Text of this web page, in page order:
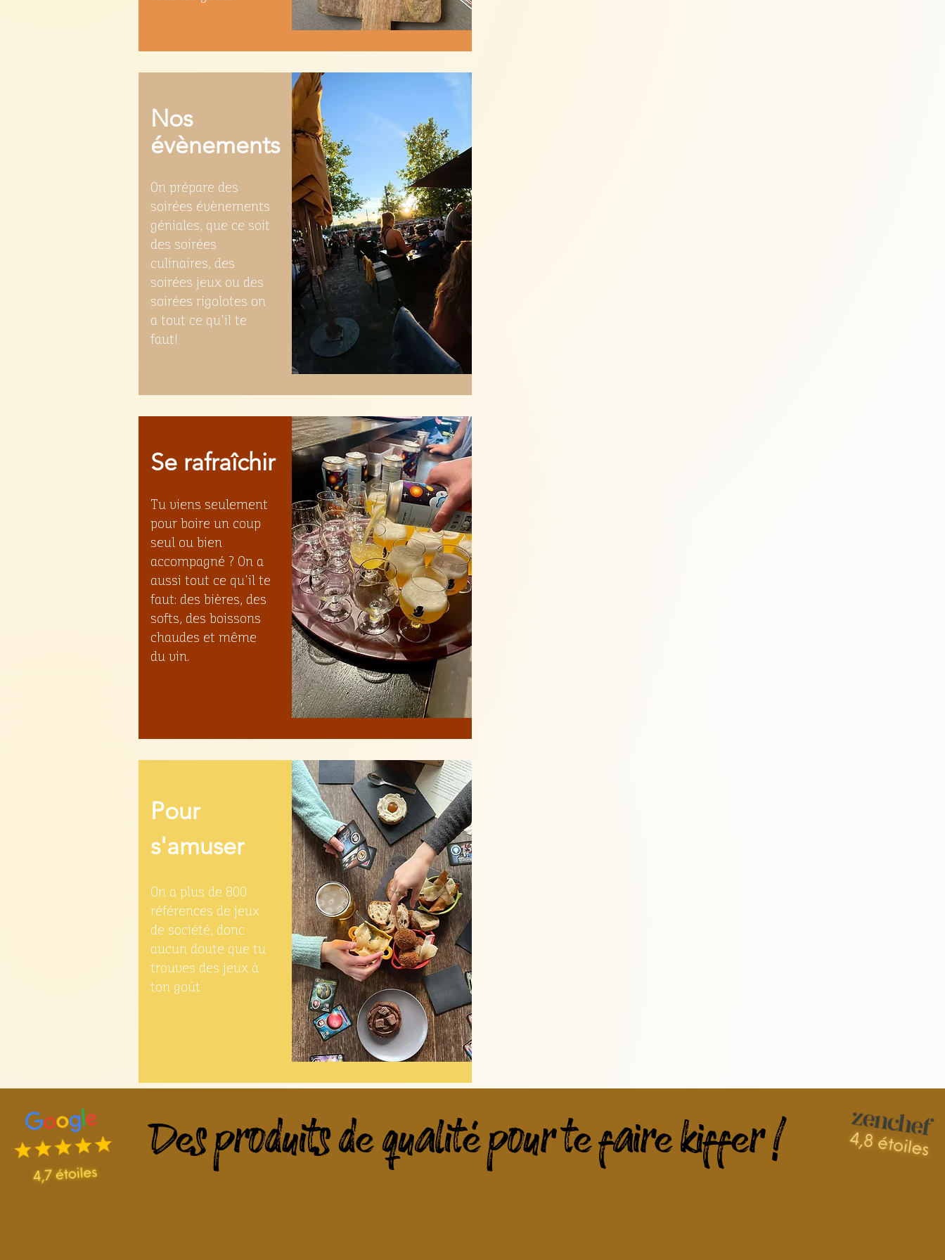
Nos
évènements
On prépare des
soirées évènements
géniales, que ce soit
des soirées
culinaires, des
soirées jeux ou des
soirées rigolotes on
a tout ce qu'il te
faut!
Se rafraîchir
Tu viens seulement
pour boire un coup
seul ou bien
accompagné ? On a
aussi tout ce qu'il te
faut: des bières, des
softs, des boissons
chaudes et même
du vin.
Pour
s'amuser
On a plus de 800
références de jeux
de société, donc
aucun doute que tu
trouves des jeux à
ton goût
Des produits de qualité pour te faire kiffer !